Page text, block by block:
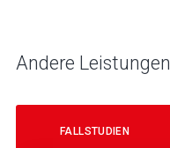
Andere Leistungen
FALLSTUDIEN